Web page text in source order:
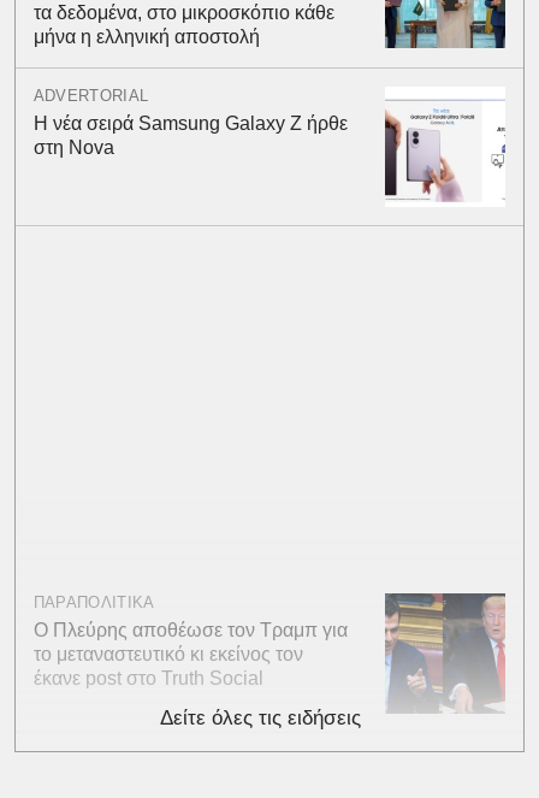
τα δεδομένα, στο μικροσκόπιο κάθε
μήνα η ελληνική αποστολή
ADVERTORIAL
Η νέα σειρά Samsung Galaxy Ζ ήρθε
στη Nova
ΠΑΡΑΠΟΛΙΤΙΚΑ
Ο Πλεύρης αποθέωσε τον Τραμπ για
το μεταναστευτικό κι εκείνος τον
έκανε post στο Truth Social
Δείτε όλες τις ειδήσεις